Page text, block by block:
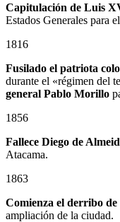
Capitulación de Luis
Estados Generales para
1816
Fusilado el patriota
durante el «régimen del
general Pablo Morillo
1856
Fallece Diego de
Atacama.
1863
Comienza el derribo
ampliación de la ciudad.